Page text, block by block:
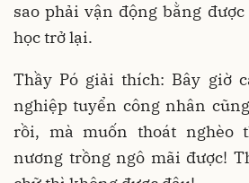
sao phải vận động bằng
học trở lại.
Thầy Pó giải thích: Bây giờ
nghiệp tuyển công nhân
rồi, mà muốn thoát nghèo
nương trồng ngô mãi được!